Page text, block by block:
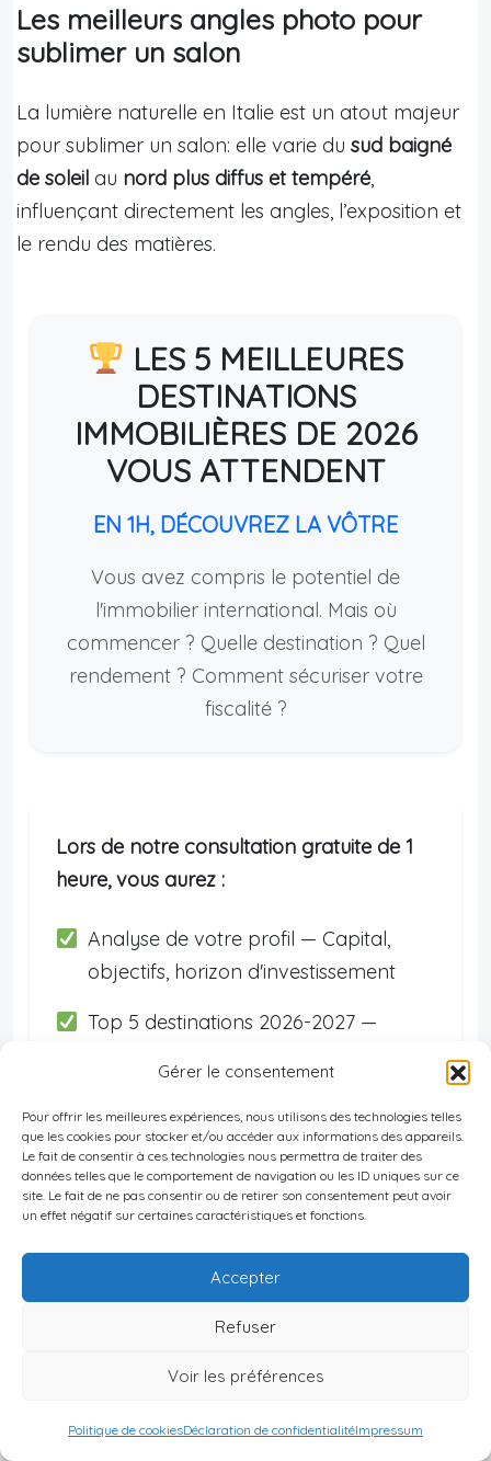
Gérer le consentement
Pour offrir les meilleures expériences, nous utilisons des technologies telles
que les cookies pour stocker et/ou accéder aux informations des appareils.
Le fait de consentir à ces technologies nous permettra de traiter des
données telles que le comportement de navigation ou les ID uniques sur ce
site. Le fait de ne pas consentir ou de retirer son consentement peut avoir
un effet négatif sur certaines caractéristiques et fonctions.
Accepter
Refuser
Voir les préférences
Politique de cookiesDéclaration de confidentialitéImpressum
Les meilleurs angles photo pour
sublimer un salon
La lumière naturelle en Italie est un atout majeur
pour sublimer un salon: elle varie du sud baigné
de soleil au nord plus diffus et tempéré,
influençant directement les angles, l’exposition et
le rendu des matières.
LES 5 MEILLEURES
DESTINATIONS
IMMOBILIÈRES DE 2026
VOUS ATTENDENT
EN 1H, DÉCOUVREZ LA VÔTRE
Vous avez compris le potentiel de
l'immobilier international. Mais où
commencer ? Quelle destination ? Quel
rendement ? Comment sécuriser votre
fiscalité ?
Lors de notre consultation gratuite de 1
heure, vous aurez :
Analyse de votre profil — Capital,
objectifs, horizon d'investissement
Top 5 destinations 2026-2027 —
Stratégie fiscale optimisée — Adaptée
à votre situation de résident fiscal ou
d'expatrié
Offres exclusives de réseau — Accès
direct aux meilleures opportunités
Roadmap d'action clé en main —
Dossier, mode financement, gestion